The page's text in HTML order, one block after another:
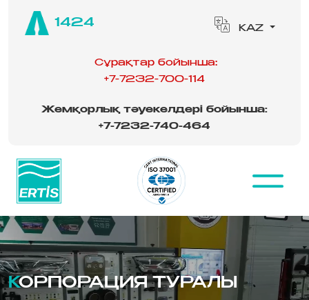
1424 KAZ
Сұрақтар бойынша:
+7-7232-700-114
Жемқорлық тәуекелдері бойынша:‪
+7-7232-740-464
КОРПОРАЦИЯ ТУРАЛЫ